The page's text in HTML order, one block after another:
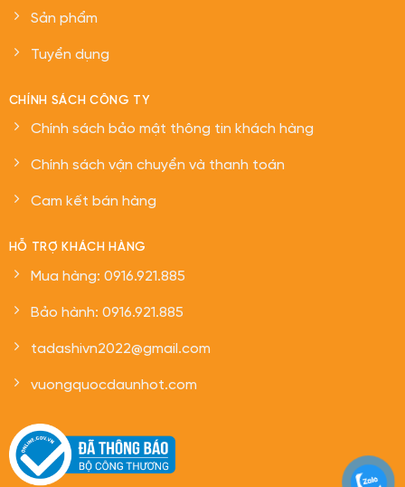
Sản phẩm
Tuyển dụng
CHÍNH SÁCH CÔNG TY
Chính sách bảo mật thông tin khách hàng
Chính sách vận chuyển và thanh toán
Cam kết bán hàng
HỖ TRỢ KHÁCH HÀNG
Mua hàng: 0916.921.885
Bảo hành: 0916.921.885
tadashivn2022@gmail.com
vuongquocdaunhot.com